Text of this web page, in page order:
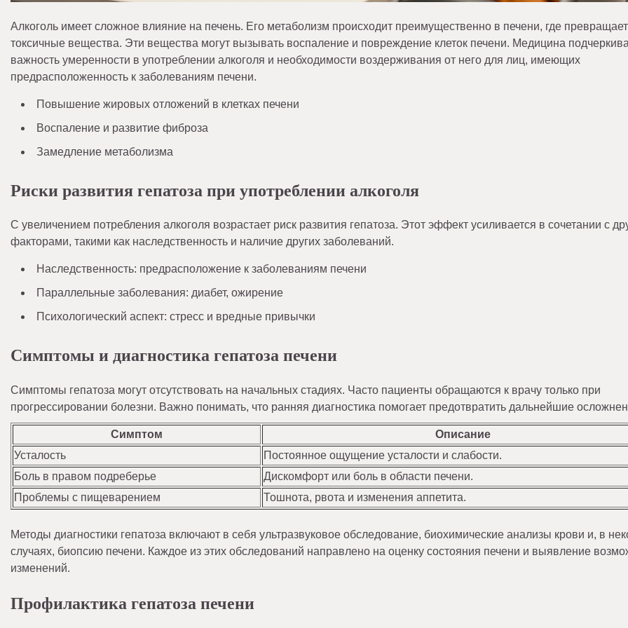
Алкоголь имеет сложное влияние на печень. Его метаболизм происходит преимущественно в печени, где
токсичные вещества. Эти вещества могут вызывать воспаление и повреждение клеток печени. Медицина
важность умеренности в употреблении алкоголя и необходимости воздерживания от него для лиц, имеющих
предрасположенность к заболеваниям печени.
Повышение жировых отложений в клетках печени
Воспаление и развитие фиброза
Замедление метаболизма
Риски развития гепатоза при употреблении алкоголя
С увеличением потребления алкоголя возрастает риск развития гепатоза. Этот эффект усиливается в сочетании с
факторами, такими как наследственность и наличие других заболеваний.
Наследственность: предрасположение к заболеваниям печени
Параллельные заболевания: диабет, ожирение
Психологический аспект: стресс и вредные привычки
Симптомы и диагностика гепатоза печени
Симптомы гепатоза могут отсутствовать на начальных стадиях. Часто пациенты обращаются к врачу только при
прогрессировании болезни. Важно понимать, что ранняя диагностика помогает предотвратить дальнейшие
Симптом
Описание
Усталость
Постоянное ощущение усталости и слабости.
Боль в правом подреберье
Дискомфорт или боль в области печени.
Проблемы с пищеварением
Тошнота, рвота и изменения аппетита.
Методы диагностики гепатоза включают в себя ультразвуковое обследование, биохимические анализы крови и, в
случаях, биопсию печени. Каждое из этих обследований направлено на оценку состояния печени и выявление
изменений.
Профилактика гепатоза печени